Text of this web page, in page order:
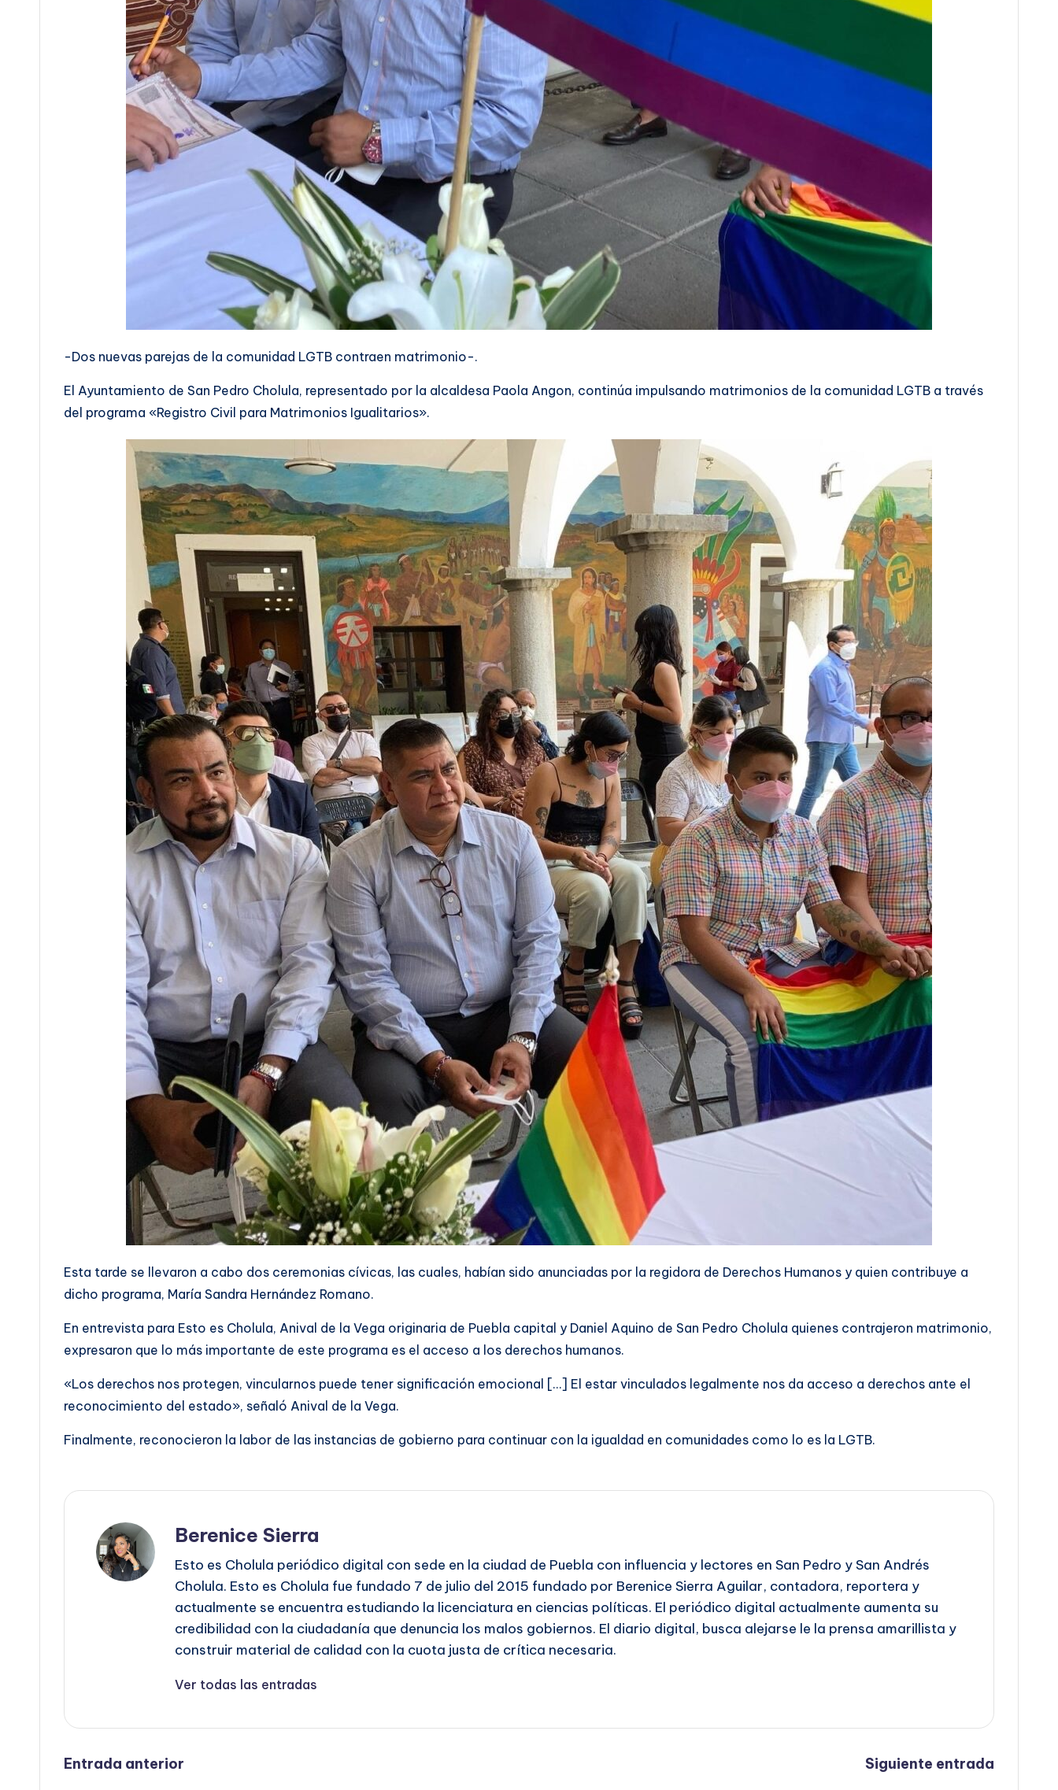
-Dos nuevas parejas de la comunidad LGTB contraen matrimonio-.
El Ayuntamiento de San Pedro Cholula, representado por la alcaldesa Paola Angon, continúa impulsando matrimonios de la comunidad LGTB a través
del programa «Registro Civil para Matrimonios Igualitarios».
Esta tarde se llevaron a cabo dos ceremonias cívicas, las cuales, habían sido anunciadas por la regidora de Derechos Humanos y quien contribuye a
dicho programa, María Sandra Hernández Romano.
En entrevista para Esto es Cholula, Anival de la Vega originaria de Puebla capital y Daniel Aquino de San Pedro Cholula quienes contrajeron matrimonio,
expresaron que lo más importante de este programa es el acceso a los derechos humanos.
«Los derechos nos protegen, vincularnos puede tener significación emocional […] El estar vinculados legalmente nos da acceso a derechos ante el
reconocimiento del estado», señaló Anival de la Vega.
Finalmente, reconocieron la labor de las instancias de gobierno para continuar con la igualdad en comunidades como lo es la LGTB.
Berenice Sierra
Esto es Cholula periódico digital con sede en la ciudad de Puebla con influencia y lectores en San Pedro y San Andrés
Cholula. Esto es Cholula fue fundado 7 de julio del 2015 fundado por Berenice Sierra Aguilar, contadora, reportera y
actualmente se encuentra estudiando la licenciatura en ciencias políticas. El periódico digital actualmente aumenta su
credibilidad con la ciudadanía que denuncia los malos gobiernos. El diario digital, busca alejarse le la prensa amarillista y
construir material de calidad con la cuota justa de crítica necesaria.
Ver todas las entradas
Navegación
Entrada anterior Siguiente entrada